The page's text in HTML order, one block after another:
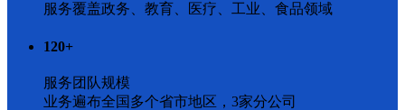
服务覆盖政务、教育、医疗、工业、食品领域
120+
服务团队规模
业务遍布全国多个省市地区，3家分公司